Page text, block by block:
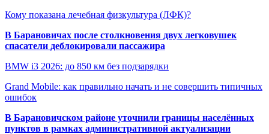
Кому показана лечебная физкультура (ЛФК)?
В Барановичах после столкновения двух легковушек
спасатели деблокировали пассажира
BMW i3 2026: до 850 км без подзарядки
Grand Mobile: как правильно начать и не совершить типичных
ошибок
В Барановичском районе уточнили границы населённых
пунктов в рамках административной актуализации